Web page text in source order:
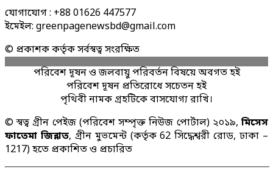
যোগাযোগ : +88 01626 447577
ইমেইল: greenpagenewsbd@gmail.com
© প্রকাশক কর্তৃক সর্বস্বত্ব সংরক্ষিত
পরিবেশ দূষন ও জলবায়ু পরিবর্তন বিষয়ে অবগত হই
পরিবেশ দূষন প্রতিরোধে সচেতন হই
পৃথিবী নামক গ্রহটিকে বাসযোগ্য রাখি।
© স্বত্ব গ্রীন পেইজ (পরিবেশ সম্পৃক্ত নিউজ পোর্টাল) ২০১৯, মিসেস
ফাতেমা জিন্নাত, গ্রীন মুভমেন্ট (কর্তৃক 62 সিদ্ধেশ্বরী রোড, ঢাকা –
1217) হতে প্রকাশিত ও প্রচারিত